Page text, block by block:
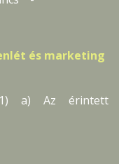
és marketing
a) Az érintett